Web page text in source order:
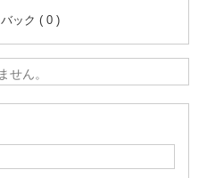
バック ( 0 )
せん。